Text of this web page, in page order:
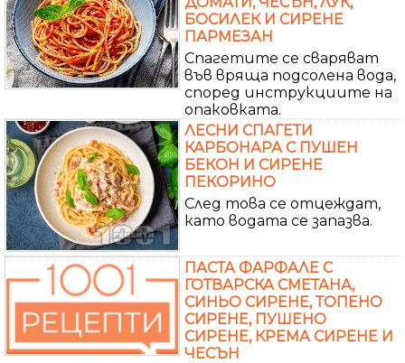
БОСИЛЕК И СИРЕНЕ
ПАРМЕЗАН
Спагетите се сваряват
във вряща подсолена вода,
според инструкциите на
опаковката.
ЛЕСНИ СПАГЕТИ
КАРБОНАРА С ПУШЕН
БЕКОН И СИРЕНЕ
ПЕКОРИНО
След това се отцеждат,
като водата се запазва.
ПАСТА ФАРФАЛЕ С
ГОТВАРСКА СМЕТАНА,
СИНЬО СИРЕНЕ, ТОПЕНО
СИРЕНЕ, ПУШЕНО
СИРЕНЕ, КРЕМА СИРЕНЕ И
ЧЕСЪН